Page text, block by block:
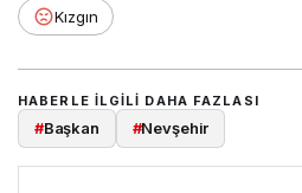
Kızgın
HABERLE ILGILI DAHA FAZLASI
#Başkan #Nevşehir